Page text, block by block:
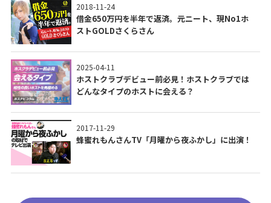
2018-11-24
借金650万円を半年で返済。元ニート、現No1ホ
ストGOLDさくらさん
2025-04-11
ホストクラブデビュー前必見！ホストクラブでは
どんなタイプのホストに会える？
2017-11-29
蜂蜜れもんさんTV「月曜から夜ふかし」に出演！